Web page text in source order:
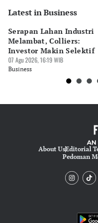
Editor
Editor
Pingit Aria
Latest in Business
Serapan Lahan Industri
Melambat, Colliers:
Investor Makin Selektif
07 Agu 2026, 16:19 WIB
Business
About UsEditorial
Pedoman